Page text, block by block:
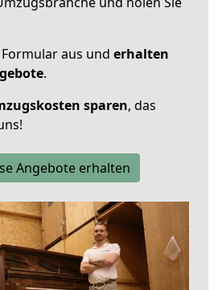
aus und erhalten
.
sparen, das
Angebote erhalten